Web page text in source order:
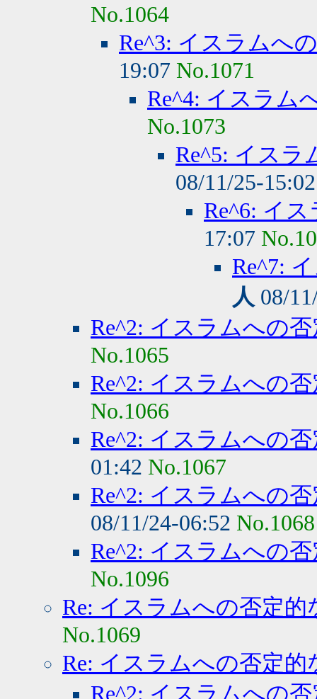
No.1064
Re^3: イスラムへ
19:07 No.1071
Re^4: イスラム
No.1073
Re^5: イスラ
08/11/25-
Re^6: イ
17:07
Re^7:
人 08/
Re^2: イスラムへの
No.1065
Re^2: イスラムへの
No.1066
Re^2: イスラムへの
01:42 No.1067
Re^2: イスラムへの
08/11/24-06:52 No.1068
Re^2: イスラムへの
No.1096
Re: イスラムへの否定的
No.1069
Re: イスラムへの否定的
Re^2: イスラムへの